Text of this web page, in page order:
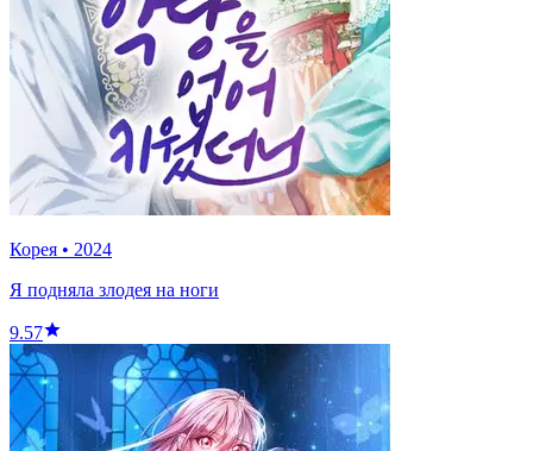
Корея • 2024
Я подняла злодея на ноги
9.57